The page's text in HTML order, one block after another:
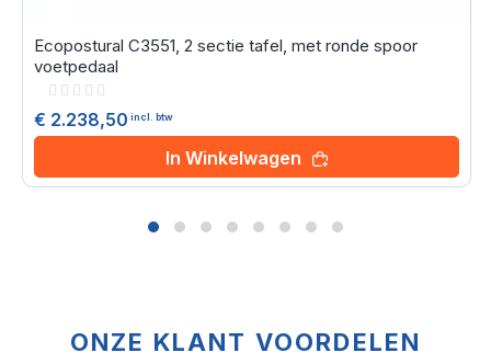
Ecopostural C3551, 2 sectie tafel, met ronde spoor
voetpedaal
Rating:
€ 2.238,50 incl. btw
In Winkelwagen
ONZE KLANT VOORDELEN